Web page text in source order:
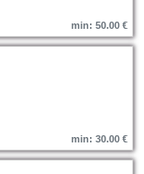
min: 50.00 €
min: 30.00 €